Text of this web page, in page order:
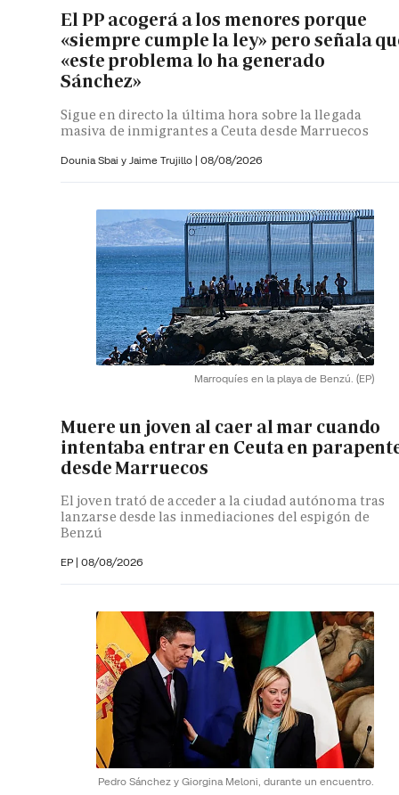
El PP acogerá a los menores porque
«siempre cumple la ley» pero señala
«este problema lo ha generado
Sánchez»
Sigue en directo la última hora sobre la llegada
masiva de inmigrantes a Ceuta desde Marruecos
Dounia Sbai y Jaime Trujillo | 08/08/2026
Marroquíes en la playa de Benzú. (EP)
Muere un joven al caer al mar cuando
intentaba entrar en Ceuta en
desde Marruecos
El joven trató de acceder a la ciudad autónoma tras
lanzarse desde las inmediaciones del espigón de
Benzú
EP | 08/08/2026
Pedro Sánchez y Giorgina Meloni, durante un encuentro.